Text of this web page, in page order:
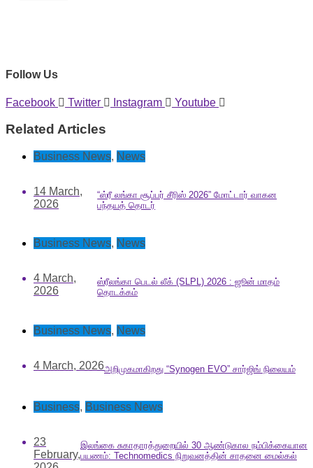
Follow Us
Facebook Twitter Instagram Youtube
Related Articles
Business News, News
14 March,
2026
“ஸ்ரீ லங்கா சூப்பர் சீரிஸ் 2026” மோட்டார் வாகன
பந்தயத் தொடர்
Business News, News
4 March,
2026
ஸ்ரீலங்கா பெடல் லீக் (SLPL) 2026 : ஜூன் மாதம்
தொடக்கம்
Business News, News
4 March, 2026அறிமுகமாகிறது “Synogen EVO” சார்ஜிங் நிலையம்
Business, Business News
23
February,
இலங்கை சுகாதாரத்துறையில் 30 ஆண்டுகால நம்பிக்கையான
பயணம்: Technomedics நிறுவனத்தின் சாதனை மைல்கல்